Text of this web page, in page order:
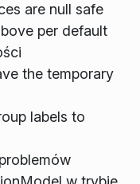
are null safe
per default
the temporary
labels to